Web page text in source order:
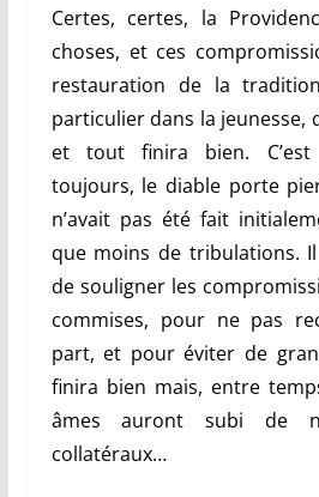
Certes, certes, la
choses, et ces
restauration de la
particulier dans la jeunesse,
et tout finira bien.
toujours, le diable porte
n’avait pas été fait
que moins de tribulations.
de souligner les
commises, pour ne pas
part, et pour éviter de
finira bien mais, entre
âmes auront subi de
collatéraux…